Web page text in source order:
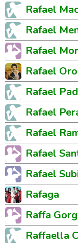
Rafael
Rafael
Rafael
Rafael
Rafael
Rafael
Rafael
Rafael
Rafael
Rafaga
Raffa
Raffaella